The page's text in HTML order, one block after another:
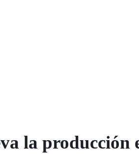
la producción